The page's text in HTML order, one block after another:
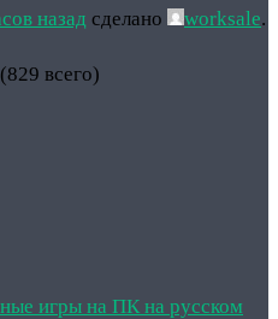
назад сделано worksale.
всего)
игры на ПК на русском